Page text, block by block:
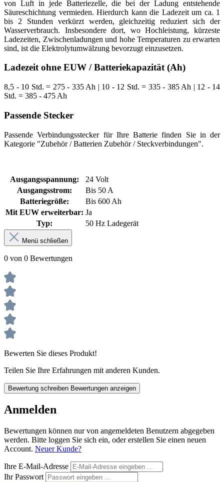
von Luft in jede Batteriezelle, die bei der Ladung entstehende
Säureschichtung vermieden. Hierdurch kann die Ladezeit um ca. 1
bis 2 Stunden verkürzt werden, gleichzeitig reduziert sich der
Wasserverbrauch. Insbesondere dort, wo Hochleistung, kürzeste
Ladezeiten, Zwischenladungen und hohe Temperaturen zu erwarten
sind, ist die Elektrolytumwälzung bevorzugt einzusetzen.
Ladezeit ohne EUW / Batteriekapazität (Ah)
8,5 - 10 Std. = 275 - 335 Ah | 10 - 12 Std. = 335 - 385 Ah | 12 - 14
Std. = 385 - 475 Ah
Passende Stecker
Passende Verbindungsstecker für Ihre Batterie finden Sie in der
Kategorie "Zubehör / Batterien Zubehör / Steckverbindungen".
Ausgangsspannung:
24 Volt
Ausgangsstrom:
Bis 50 A
Batteriegröße:
Bis 600 Ah
Mit EUW erweiterbar: Ja
Typ:
50 Hz Ladegerät
Menü schließen
0 von 0 Bewertungen
Bewerten Sie dieses Produkt!
Teilen Sie Ihre Erfahrungen mit anderen Kunden.
Bewertung schreiben Bewertungen anzeigen
Anmelden
Bewertungen können nur von angemeldeten Benutzern abgegeben
werden. Bitte loggen Sie sich ein, oder erstellen Sie einen neuen
Account. Neuer Kunde?
Ihre E-Mail-Adresse
Ihr Passwort